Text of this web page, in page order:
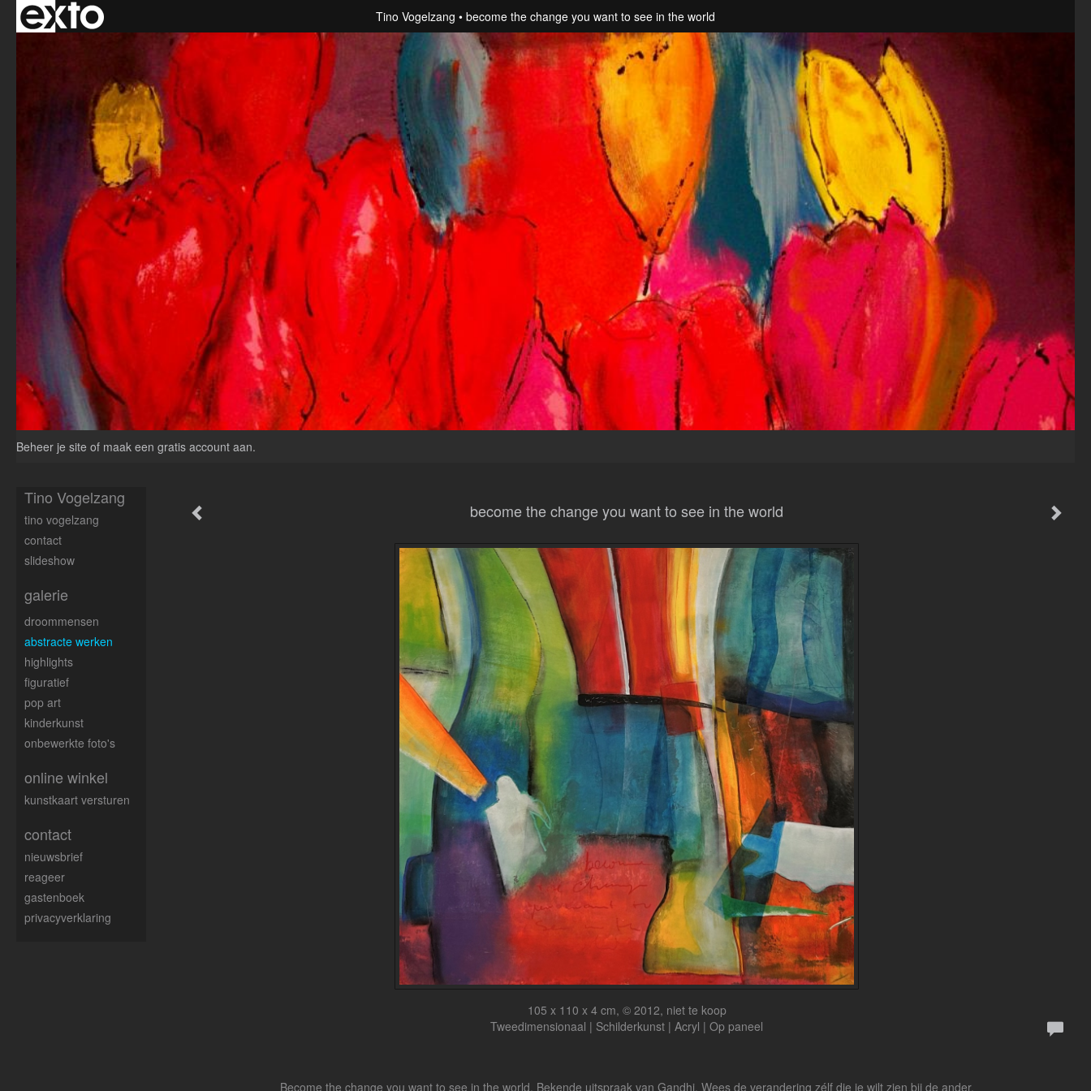
Tino Vogelzang become the change you want to see in the world
Beheer je site of maak een gratis account aan.
become the change you want to see in the world
105 x 110 x 4 cm, © 2012, niet te koop
Tweedimensionaal | Schilderkunst | Acryl | Op paneel
Become the change you want to see in the world. Bekende uitspraak van Gandhi. Wees de verandering zélf die je wilt zien bij de ander.
Tino Vogelzang
tino vogelzang
contact
slideshow
galerie
droommensen
abstracte werken
highlights
figuratief
pop art
kinderkunst
onbewerkte foto's
online winkel
kunstkaart versturen
contact
nieuwsbrief
reageer
gastenboek
privacyverklaring